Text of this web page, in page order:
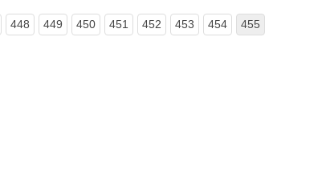
448 449 450 451 452 453 454 455